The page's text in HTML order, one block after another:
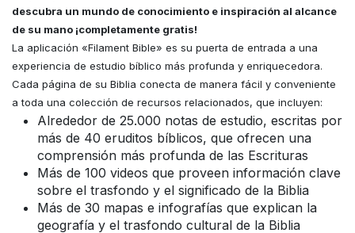
descubra un mundo de conocimiento e inspiración al alcance
de su mano ¡completamente gratis!
La aplicación «Filament Bible» es su puerta de entrada a una
experiencia de estudio bíblico más profunda y enriquecedora.
Cada página de su Biblia conecta de manera fácil y conveniente
a toda una colección de recursos relacionados, que incluyen:
Alrededor de 25.000 notas de estudio, escritas por
más de 40 eruditos bíblicos, que ofrecen una
comprensión más profunda de las Escrituras
Más de 100 videos que proveen información clave
sobre el trasfondo y el significado de la Biblia
Más de 30 mapas e infografías que explican la
geografía y el trasfondo cultural de la Biblia